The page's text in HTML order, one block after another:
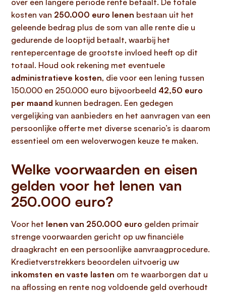
over een langere periode rente betaalt. De totale
kosten van 250.000 euro lenen bestaan uit het
geleende bedrag plus de som van alle rente die u
gedurende de looptijd betaalt, waarbij het
rentepercentage de grootste invloed heeft op dit
totaal. Houd ook rekening met eventuele
administratieve kosten, die voor een lening tussen
150.000 en 250.000 euro bijvoorbeeld 42,50 euro
per maand kunnen bedragen. Een gedegen
vergelijking van aanbieders en het aanvragen van een
persoonlijke offerte met diverse scenario’s is daarom
essentieel om een weloverwogen keuze te maken.
Welke voorwaarden en eisen
gelden voor het lenen van
250.000 euro?
Voor het lenen van 250.000 euro gelden primair
strenge voorwaarden gericht op uw financiële
draagkracht en een persoonlijke aanvraagprocedure.
Kredietverstrekkers beoordelen uitvoerig uw
inkomsten en vaste lasten om te waarborgen dat u
na aflossing en rente nog voldoende geld overhoudt